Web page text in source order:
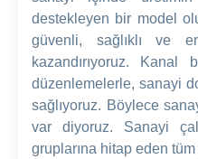
destekleyen bir model
güvenli, sağlıklı ve
kazandırıyoruz. Kanal
düzenlemelerle, sanayi
sağlıyoruz. Böylece
var diyoruz. Sanayi
gruplarına hitap eden